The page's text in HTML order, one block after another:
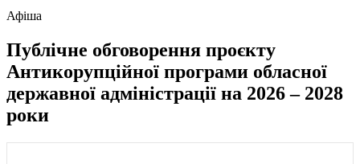
Афіша
Публічне обговорення проєкту
Антикорупційної програми обласної
державної адміністрації на 2026 – 2028
роки